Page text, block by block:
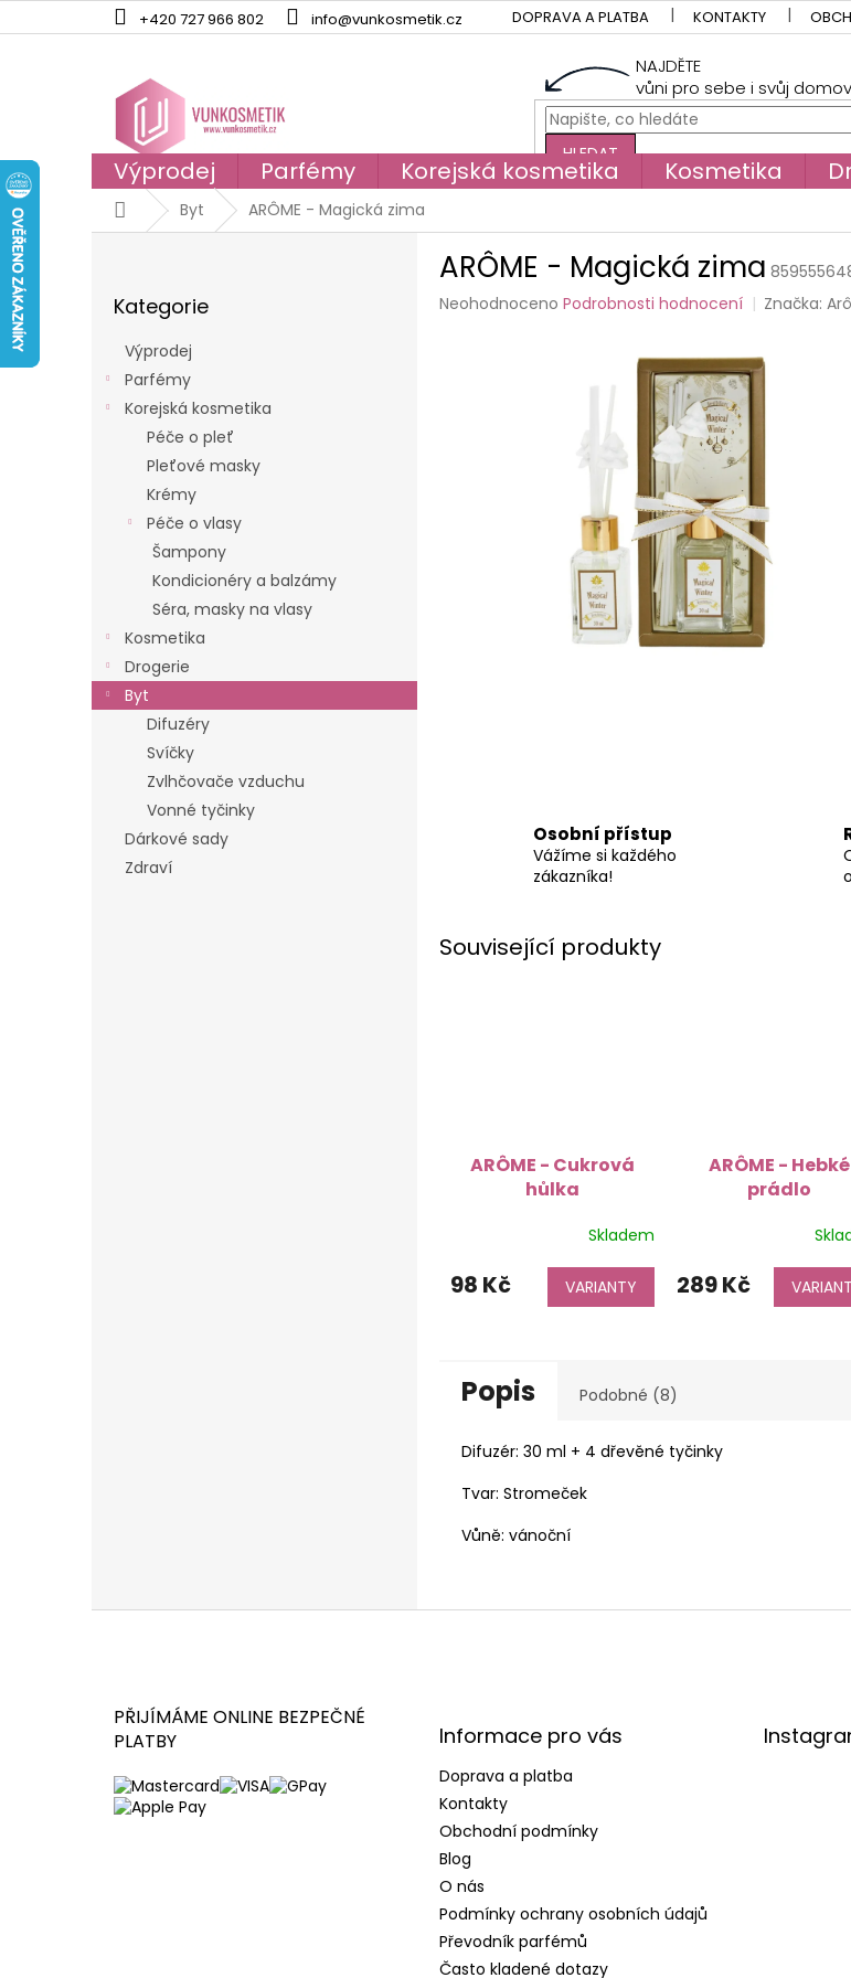
na
+420 727 966 802 info@vunkosmetik.cz DOPRAVA A PLATBA KONTAKTY
NAJDĚTE
vůni pro sebe i svůj domov
HLEDAT
Výprodej Parfémy Korejská kosmetika Kosmetika
DomůByt ARÔME - Magická zima
kategorie
Kategorie
Výprodej
Parfémy
Korejská kosmetika
Péče o pleť
Pleťové masky
Krémy
Péče o vlasy
Šampony
Kondicionéry a balzámy
Séra, masky na vlasy
Kosmetika
Drogerie
Byt
Difuzéry
Svíčky
Zvlhčovače vzduchu
Vonné tyčinky
Dárkové sady
Zdraví
ARÔME - Magická zima
Průměrné
Neohodnoceno Podrobnosti hodnocení Značka:
Osobní přístup
Vážíme si každého
zákazníka!
Související produkty
ARÔME - Cukrová
hůlka
Skladem
98 Kč VARIANTY
ARÔME - Hebké
prádlo
289 Kč
Popis Podobné (8)
Difuzér: 30 ml + 4 dřevěné tyčinky
Tvar: Stromeček
Vůně: vánoční
PŘIJÍMÁME ONLINE BEZPEČNÉ
PLATBY
Informace pro vás
Doprava a platba
Kontakty
Obchodní podmínky
Blog
O nás
Podmínky ochrany osobních údajů
Převodník parfémů
Často kladené dotazy